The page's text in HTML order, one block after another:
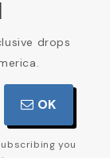
drops
OK
you